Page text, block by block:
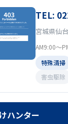
TEL:
宮城県仙
AM9:00〜
特殊清掃
害虫駆除
ハンター